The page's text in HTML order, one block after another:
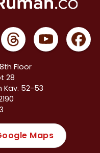
Floor
28
Kav. 52-53
Maps